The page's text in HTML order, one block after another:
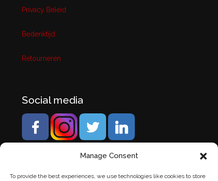
Manage Consent
To provide the best experiences, we use technologies like cookies to store
Privacy Beleid
Bedenktijd
Retourneren
Social media